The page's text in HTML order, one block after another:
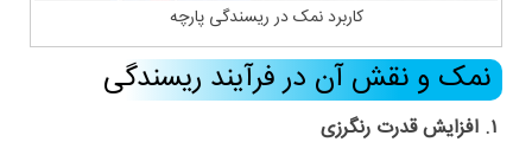
کاربرد نمک در ریسندگی پارچه
نمک و نقش آن در فرآیند ریسندگی